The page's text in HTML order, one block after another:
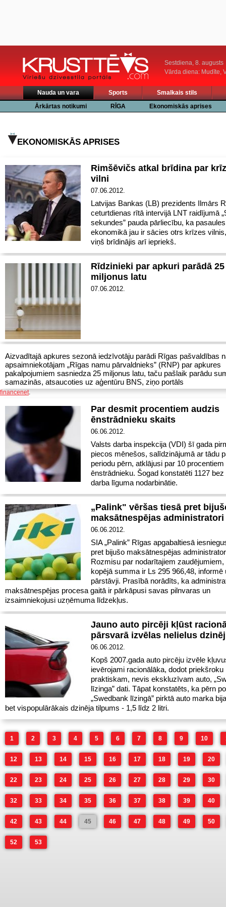
Sestdiena, 8. augusts
Vārda diena: Mudīte,
Nauda un vara Sports
Smalkais stils
Ārkārtas notikumi
RĪGA Ekonomiskās aprises
EKONOMISKĀS APRISES
Rimšēvičs atkal brīdina par
vilni
07.06.2012.
Latvijas Bankas (LB) prezidents Ilmārs
ceturtdienas rītā intervijā LNT raidījumā
sekundes” pauda pārliecību, ka pasaules
ekonomikā jau ir sācies otrs krīzes
viņš brīdinājis arī iepriekš.
Rīdzinieki par apkuri parādā 25
miljonus latu
07.06.2012.
Aizvadītajā apkures sezonā iedzīvotāju parādi Rīgas pašvaldības
apsaimniekotājam „Rīgas namu pārvaldnieks” (RNP) par apkures
pakalpojumiem sasniedza 25 miljonus latu, taču pašlaik parādu
samazinās, atsaucoties uz aģentūru BNS, ziņo portāls
financenet.
Par desmit procentiem audzis
ēnstrādnieku skaits
06.06.2012.
Valsts darba inspekcija (VDI) šī gada
piecos mēnešos, salīdzinājumā ar tādu
periodu pērn, atklājusi par 10
ēnstrādnieku. Šogad konstatēti 1127
darba līguma nodarbinātie.
„Palink" vēršas tiesā pret
maksātnespējas administratori
06.06.2012.
SIA „Palink” Rīgas apgabaltiesā
pret bijušo maksātnespējas
Rozmisu par nodarītajiem zaudējumiem,
kopējā summa ir Ls 295 966,48, informē
pārstāvji. Prasībā norādīts, ka
maksātnespējas procesa gaitā ir pārkāpusi savas pilnvaras un
izsaimniekojusi uzņēmuma līdzekļus.
Jauno auto pircēji kļūst
pārsvarā izvēlas nelielus
06.06.2012.
Kopš 2007.gada auto pircēju izvēle
ievērojami racionālāka, dodot priekšroku
praktiskam, nevis ekskluzīvam auto,
līzinga” dati. Tāpat konstatēts, ka pērn
„Swedbank līzingā” pirktā auto marka
bet vispopulārākais dzinēja tilpums - 1,5 līdz 2 litri.
1 2 3 4 5 6 7 8 9 10
12 13 14 15 16 17 18 19 20
22 23 24 25 26 27 28 29 30
32 33 34 35 36 37 38 39 40
42 43 44 45 46 47 48 49 50
52 53